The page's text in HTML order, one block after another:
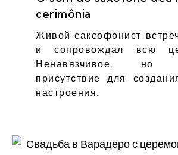
cerimônia
Живой саксофонист
и сопровождал всю
Ненавязчивое, но
присутствие для
настроения.